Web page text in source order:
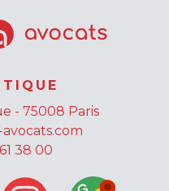
- 75008 Paris
38 00